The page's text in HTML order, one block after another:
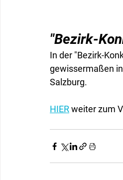
"Bezirk-
In der "Bezirk-
gewissermaßen
Salzburg.
HIER weiter zum